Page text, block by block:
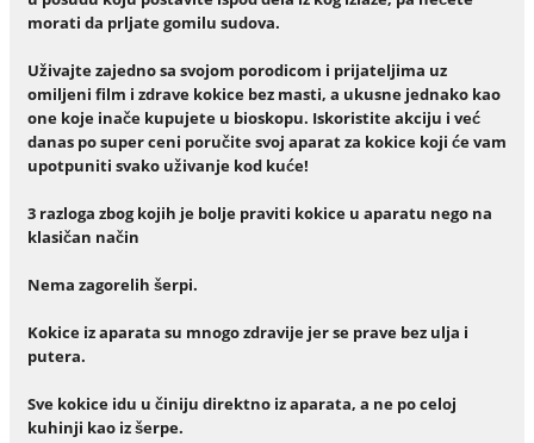
morati da prljate gomilu sudova.
Uživajte zajedno sa svojom porodicom i prijateljima uz
omiljeni film i zdrave kokice bez masti, a ukusne jednako kao
one koje inače kupujete u bioskopu. Iskoristite akciju i već
danas po super ceni poručite svoj aparat za kokice koji će vam
upotpuniti svako uživanje kod kuće!
3 razloga zbog kojih je bolje praviti kokice u aparatu nego na
klasičan način
Nema zagorelih šerpi.
Kokice iz aparata su mnogo zdravije jer se prave bez ulja i
putera.
Sve kokice idu u činiju direktno iz aparata, a ne po celoj
kuhinji kao iz šerpe.